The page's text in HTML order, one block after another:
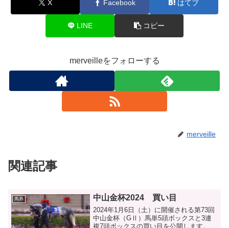
X Facebook はてブ
LINE コピー
merveilleをフォローする
merveille
関連記事
馬券 中山金杯2024 買い目
2024年1月6日（土）に開催される第73回
中山金杯（GⅡ）馬単5頭ボックスと3連
複7頭ボックスの買い目を公開します。